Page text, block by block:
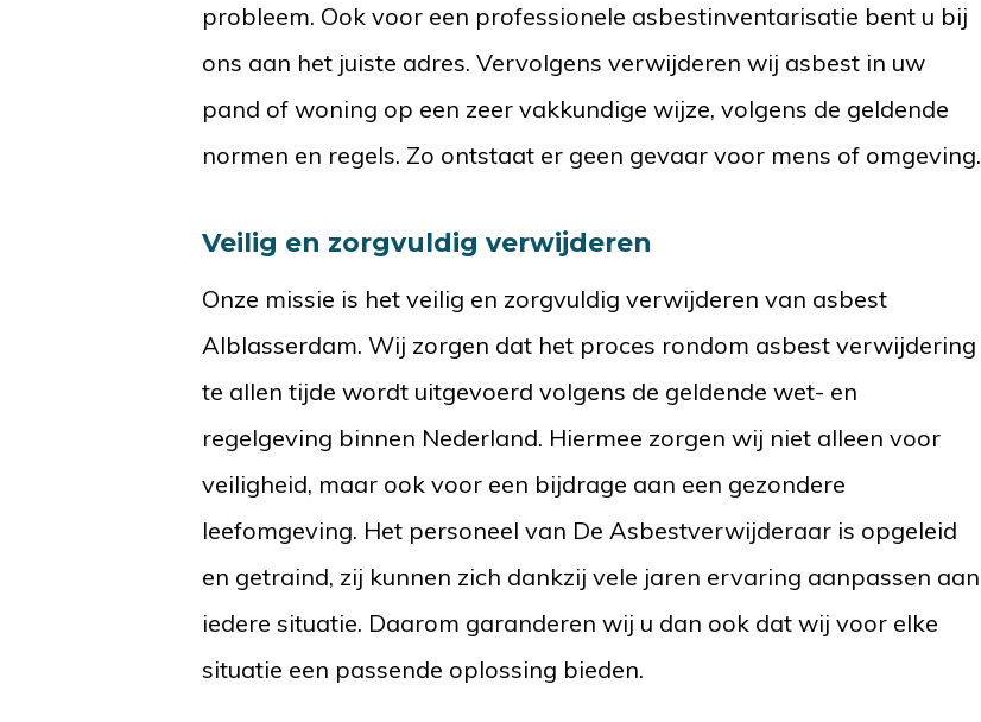
probleem. Ook voor een professionele asbestinventarisatie bent u bij
ons aan het juiste adres. Vervolgens verwijderen wij asbest in uw
pand of woning op een zeer vakkundige wijze, volgens de geldende
normen en regels. Zo ontstaat er geen gevaar voor mens of omgeving.
Veilig en zorgvuldig verwijderen
Onze missie is het veilig en zorgvuldig verwijderen van asbest
Alblasserdam. Wij zorgen dat het proces rondom asbest verwijdering
te allen tijde wordt uitgevoerd volgens de geldende wet- en
regelgeving binnen Nederland. Hiermee zorgen wij niet alleen voor
veiligheid, maar ook voor een bijdrage aan een gezondere
leefomgeving. Het personeel van De Asbestverwijderaar is opgeleid
en getraind, zij kunnen zich dankzij vele jaren ervaring aanpassen aan
iedere situatie. Daarom garanderen wij u dan ook dat wij voor elke
situatie een passende oplossing bieden.